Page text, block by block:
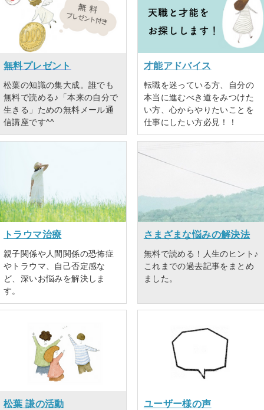
無料プレゼント
松葉の知識の集大成。誰でも
無料で読める♪「本来の自分で
生きる」ための無料メール通
信講座です^^
才能アドバイス
転職を迷っている方、自分の
本当に進むべき道をみつけた
い方、心からやりたいことを
仕事にしたい方必見！！
トラウマ治療
親子関係や人間関係の恐怖症
やトラウマ、自己否定感な
ど、深いお悩みを解決しま
す。
さまざまな悩みの解決法
無料で読める！人生のヒント♪
これまでの過去記事をまとめ
ました。
松葉 謙の活動 ユーザー様の声